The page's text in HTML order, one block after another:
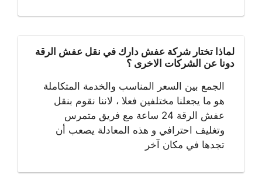
لماذا تختار شركة عفش دارك في نقل عفش الرقة
دونا عن الشركات الاخرى ؟
الجمع بين السعر المناسب والخدمة المتكاملة
هو ما يجعلنا مختلفين فعلا ، لاننا نقوم بنقل
عفش الرقة 24 ساعة مع فريق متمرس
وتغليف احترافي و هذه المعادلة يصعب أن
تجدها في مكان آخر